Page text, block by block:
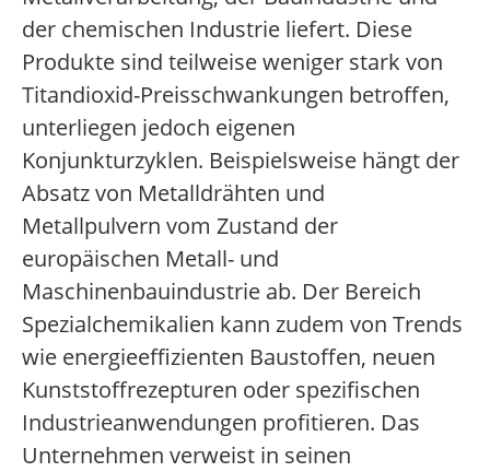
der chemischen Industrie liefert. Diese
Produkte sind teilweise weniger stark von
Titandioxid-Preisschwankungen betroffen,
unterliegen jedoch eigenen
Konjunkturzyklen. Beispielsweise hängt der
Absatz von Metalldrähten und
Metallpulvern vom Zustand der
europäischen Metall- und
Maschinenbauindustrie ab. Der Bereich
Spezialchemikalien kann zudem von Trends
wie energieeffizienten Baustoffen, neuen
Kunststoffrezepturen oder spezifischen
Industrieanwendungen profitieren. Das
Unternehmen verweist in seinen